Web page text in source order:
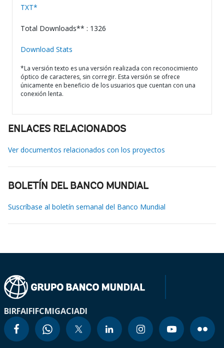
TXT*
Total Downloads** : 1326
Download Stats
*La versión texto es una versión realizada con reconocimiento
óptico de caracteres, sin corregir. Esta versión se ofrece
únicamente en beneficio de los usuarios que cuentan con una
conexión lenta.
ENLACES RELACIONADOS
Ver documentos relacionados con los proyectos
BOLETÍN DEL BANCO MUNDIAL
Suscríbase al boletín semanal del Banco Mundial
BIRFAIFIFCMIGACIADI